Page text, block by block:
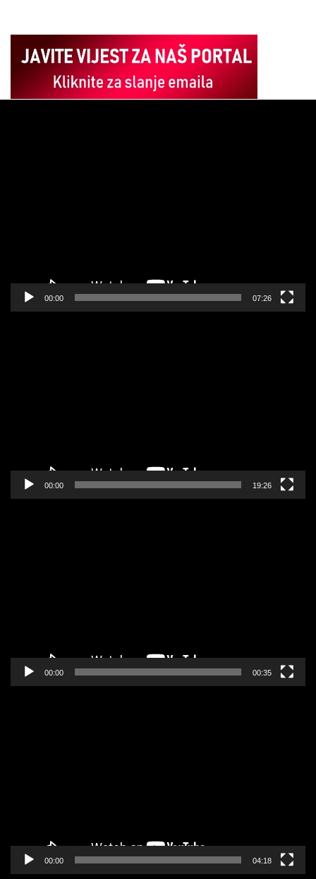
00:00 07:26
00:00 19:26
00:00 00:35
00:00 04:18